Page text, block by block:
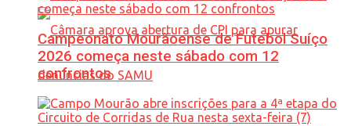
Campeonato Mourãoense de Futebol Suíço
2026 começa neste sábado com 12
confrontos